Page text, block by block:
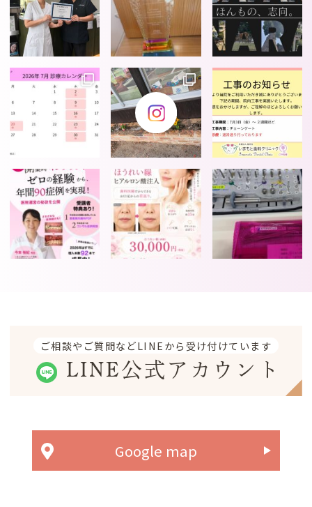
ご相談やご質問などLINEから受け付けています
LINE公式アカウント
Google map